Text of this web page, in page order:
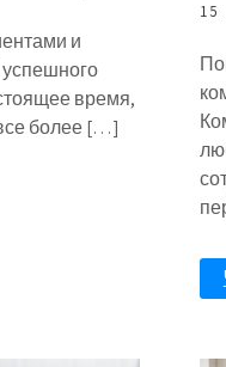
и
время,
более […]